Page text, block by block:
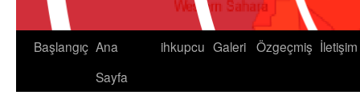
Başlangıç Ana
Sayfa
ihkupcu Galeri Özgeçmiş İletişim